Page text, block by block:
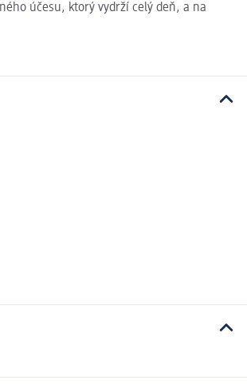
účesu, ktorý vydrží celý deň, a na